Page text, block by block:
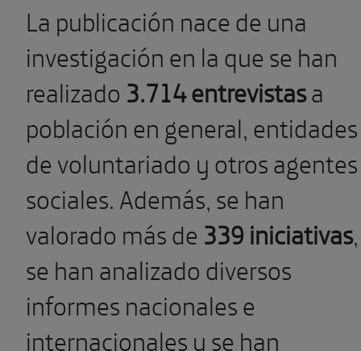
La publicación nace de una
investigación en la que se han
realizado 3.714 entrevistasa
población en general, entidades
de voluntariado y otros agentes
sociales. Además, se han
valorado más de 339 iniciativas,
se han analizado diversos
informes nacionales e
internacionales y se han